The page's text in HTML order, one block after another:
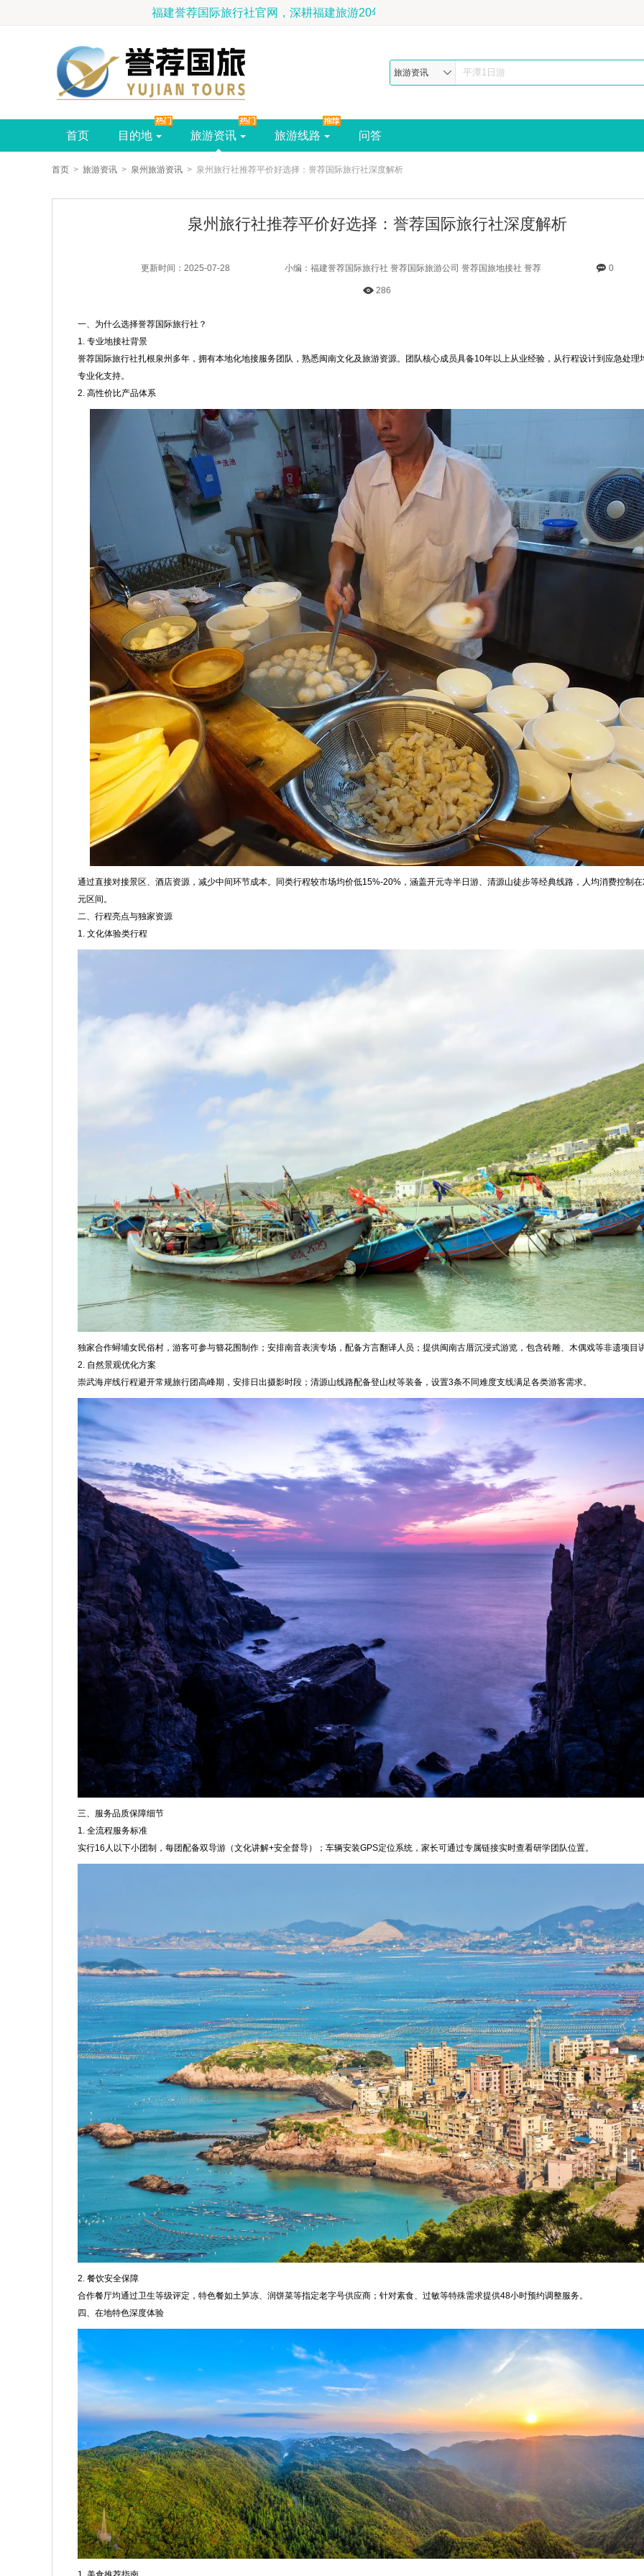
福建誉荐国际旅行社官网，深耕福建旅游20年，地理杂志推荐最佳福建旅行
旅游资讯
首页 目的地 旅游资讯 旅游线路 问答
首页 > 旅游资讯 > 泉州旅游资讯 > 泉州旅行社推荐平价好选择：誉荐国际旅行社深度解析
泉州旅行社推荐平价好选择：誉荐国际旅行社深度解析
更新时间：2025-07-28 小编： 福建誉荐国际旅行社 誉荐国际旅游公司 誉荐国旅地接社 誉荐 0
286
一、为什么选择誉荐国际旅行社？
1. 专业地接社背景
誉荐国际旅行社扎根泉州多年，拥有本地化地接服务团队，熟悉闽南文化及旅游资源。团队核心成员具备10年以上从业经验，从行程设计到应急处理
专业化支持。
2. 高性价比产品体系
通过直接对接景区、酒店资源，减少中间环节成本。同类行程较市场均价低15%-20%，涵盖开元寺半日游、清源山徒步等经典线路，人均消费控制
元区间。
二、行程亮点与独家资源
1. 文化体验类行程
独家合作蟳埔女民俗村，游客可参与簪花围制作；安排南音表演专场，配备方言翻译人员；提供闽南古厝沉浸式游览，包含砖雕、木偶戏等非遗项目
2. 自然景观优化方案
崇武海岸线行程避开常规旅行团高峰期，安排日出摄影时段；清源山线路配备登山杖等装备，设置3条不同难度支线满足各类游客需求。
三、服务品质保障细节
1. 全流程服务标准
实行16人以下小团制，每团配备双导游（文化讲解+安全督导）；车辆安装GPS定位系统，家长可通过专属链接实时查看研学团队位置。
2. 餐饮安全保障
合作餐厅均通过卫生等级评定，特色餐如土笋冻、润饼菜等指定老字号供应商；针对素食、过敏等特殊需求提供48小时预约调整服务。
四、在地特色深度体验